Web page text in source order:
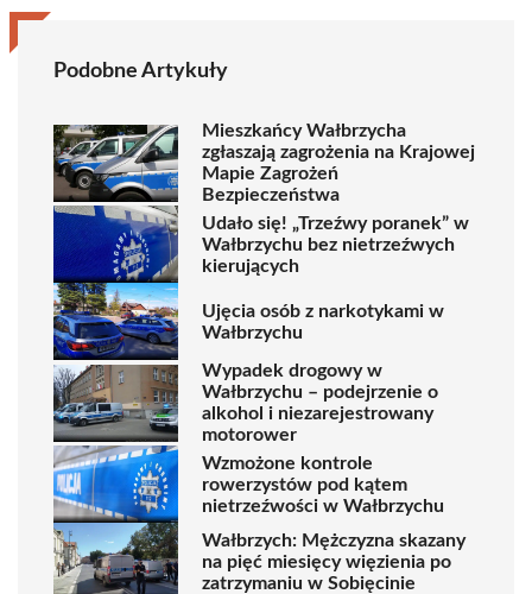
Podobne Artykuły
Mieszkańcy Wałbrzycha
zgłaszają zagrożenia na Krajowej
Mapie Zagrożeń
Bezpieczeństwa
Udało się! „Trzeźwy poranek” w
Wałbrzychu bez nietrzeźwych
kierujących
Ujęcia osób z narkotykami w
Wałbrzychu
Wypadek drogowy w
Wałbrzychu – podejrzenie o
alkohol i niezarejestrowany
motorower
Wzmożone kontrole
rowerzystów pod kątem
nietrzeźwości w Wałbrzychu
Wałbrzych: Mężczyzna skazany
na pięć miesięcy więzienia po
zatrzymaniu w Sobięcinie